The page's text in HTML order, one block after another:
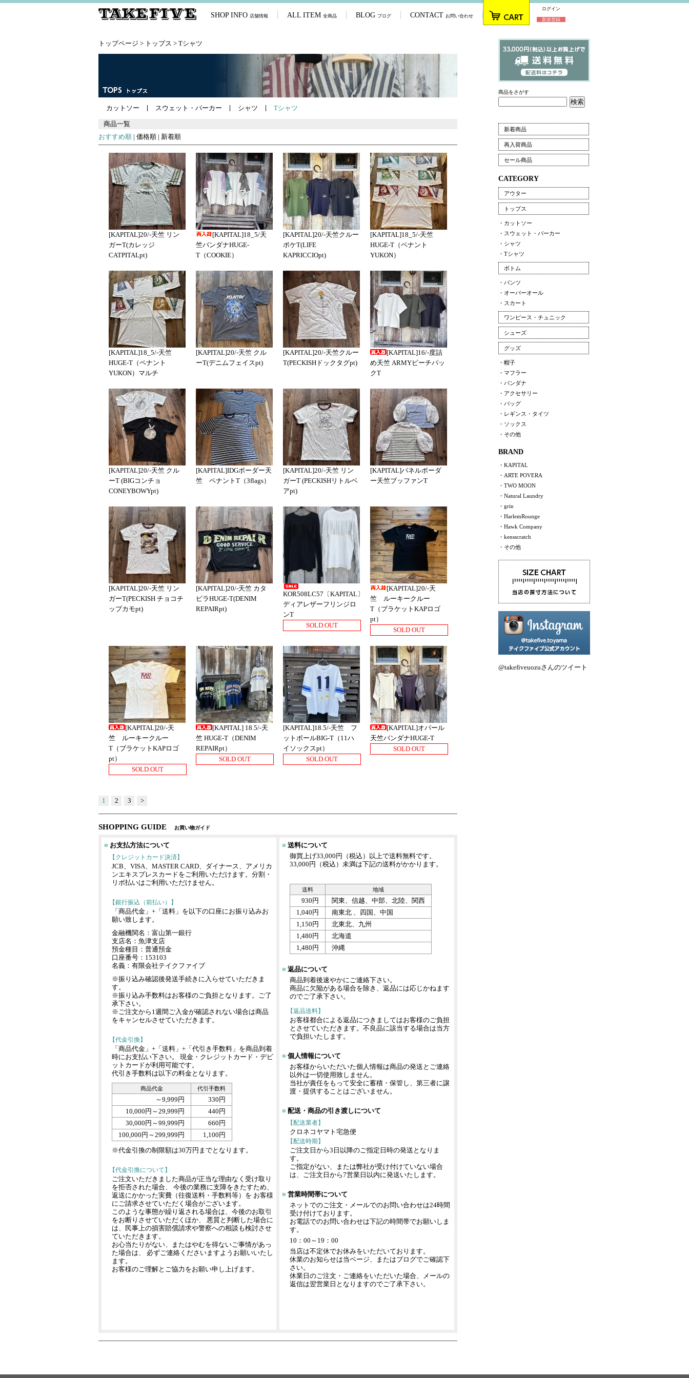
SHOP INFO 店舗情報 ALL ITEM 全商品 BLOG ブログ CONTACT お問い合わせ
ログイン
新規登録
トップページ > トップス > Tシャツ
カットソー スウェット・パーカー シャツ Tシャツ
商品一覧
おすすめ順 | 価格順 | 新着順
[KAPITAL]20/-天竺 リン
ガーT(カレッジ
CATPITALpt)
[KAPITAL]18_5/天
竺バンダナHUGE-
T（COOKIE）
[KAPITAL]20/-天竺クルー
ポケT(LIFE
KAPRICCIOpt)
[KAPITAL]18_5/-天竺
HUGE-T（ペナント
YUKON）
[KAPITAL]18_5/-天竺
HUGE-T（ペナント
YUKON）マルチ
[KAPITAL]20/-天竺 クル
ーT(デニムフェイスpt)
[KAPITAL]20/-天竺クルー
T(PECKISHドックタグpt)
[KAPITAL]16/-度詰
め天竺 ARMYビーチパッ
クT
[KAPITAL]20/-天竺 クル
ーT (BIGコンチョ
CONEYBOWYpt)
[KAPITAL]IDGボーダー天
竺 ペナントT（3flags）
[KAPITAL]20/-天竺 リン
ガーT (PECKISHリトルベ
アpt)
[KAPITAL]パネルボーダ
ー天竺ブッファンT
[KAPITAL]20/-天竺 リン
ガーT(PECKISH チョコチ
ップカモpt)
[KAPITAL]20/-天竺 カタ
ビラHUGE-T(DENIM
REPAIRpt)
KOR508LC57〔KAPITAL〕
ディアレザーフリンジロ
ンT
SOLD OUT
[KAPITAL]20/-天
竺 ルーキークルー
T（ブラケットKAPロゴ
pt）
SOLD OUT
[KAPITAL]20/-天
竺 ルーキークルー
T（ブラケットKAPロゴ
pt）
SOLD OUT
[KAPITAL] 18.5/-天
竺 HUGE-T（DENIM
REPAIRpt）
SOLD OUT
[KAPITAL]18.5/-天竺 フ
ットボールBIG-T（11ハ
イソックスpt）
SOLD OUT
[KAPITAL]オパール
天竺バンダナHUGE-T
SOLD OUT
1 2 3 >
SHOPPING GUIDE お買い物ガイド
■ お支払方法について
【クレジットカード決済】
JCB、VISA、MASTER CARD、ダイナース、アメリカ
ンエキスプレスカードをご利用いただけます。分割・
リボ払いはご利用いただけません。
【銀行振込（前払い）】
「商品代金」+「送料」を以下の口座にお振り込みお
願い致します。
金融機関名：富山第一銀行
支店名：魚津支店
預金種目：普通預金
口座番号：153103
名義：有限会社テイクファイブ
※振り込み確認後発送手続きに入らせていただきま
す。
※振り込み手数料はお客様のご負担となります。ご了
承下さい。
※ご注文から1週間ご入金が確認されない場合は商品
をキャンセルさせていただきます。
【代金引換】
「商品代金」+「送料」+「代引き手数料」を商品到着
時にお支払い下さい。 現金・クレジットカード・デビ
ットカードが利用可能です。
代引き手数料は以下の料金となります。
商品代金 代引手数料
～9,999円
330円
10,000円～29,999円
440円
30,000円～99,999円
660円
100,000円～299,999円
1,100円
※代金引換の制限額は30万円までとなります。
【代金引換について】
ご注文いただきました商品が正当な理由なく受け取り
を拒否された場合、 今後の業務に支障をきたすため、
返送にかかった実費（往復送料・手数料等）を お客様
にご請求させていただく場合がございます。
このような事態が繰り返される場合は、今後のお取引
をお断りさせていただくほか、 悪質と判断した場合に
は、民事上の損害賠償請求や警察への相談も検討させ
ていただきます。
お心当たりがない、またはやむを得ないご事情があっ
た場合は、 必ずご連絡くださいますようお願いいたし
ます。
お客様のご理解とご協力をお願い申し上げます。
■ 送料について
御買上げ33,000円（税込）以上で送料無料です。
33,000円（税込）未満は下記の送料がかかります。
送料 地域
930円
関東、信越、中部、北陸、関西
1,040円
南東北 、四国、中国
1,150円
北東北、九州
1,480円
北海道
1,480円
沖縄
■ 返品について
商品到着後速やかにご連絡下さい。
商品に欠陥がある場合を除き、返品には応じかねます
のでご了承下さい。
【返品送料】
お客様都合による返品につきましてはお客様のご負担
とさせていただきます。不良品に該当する場合は当方
で負担いたします。
■ 個人情報について
お客様からいただいた個人情報は商品の発送とご連絡
以外は一切使用致しません。
当社が責任をもって安全に蓄積・保管し、第三者に譲
渡・提供することはございません。
■ 配送・商品の引き渡しについて
【配送業者】
クロネコヤマト宅急便
【配送時期】
ご注文日から3日以降のご指定日時の発送となりま
す。
ご指定がない、または弊社が受け付けていない場合
は、ご注文日から7営業日以内に発送いたします。
■ 営業時間帯について
ネットでのご注文・メールでのお問い合わせは24時間
受け付けております。
お電話でのお問い合わせは下記の時間帯でお願いしま
す。
10：00～19：00
当店は不定休でお休みをいただいております。
休業のお知らせは当ページ、またはブログでご確認下
さい。
休業日のご注文・ご連絡をいただいた場合、メールの
返信は翌営業日となりますのでご了承下さい。
商品をさがす
新着商品
再入荷商品
セール商品
CATEGORY
アウター
トップス
・カットソー
・スウェット・パーカー
・シャツ
・Tシャツ
ボトム
・パンツ
・オーバーオール
・スカート
ワンピース・チュニック
シューズ
グッズ
・帽子
・マフラー
・バンダナ
・アクセサリー
・バッグ
・レギンス・タイツ
・ソックス
・その他
BRAND
・KAPITAL
・ARTE POVERA
・TWO MOON
・Natural Laundry
・grin
・HarlemRounge
・Hawk Company
・kensscratch
・その他
@takefiveuozuさんのツイート